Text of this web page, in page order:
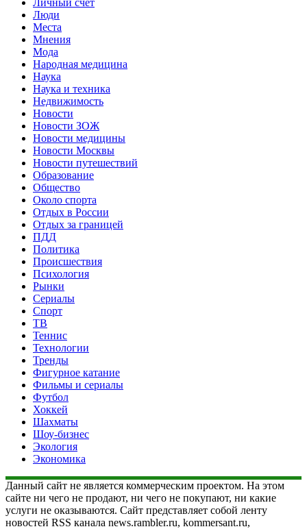
Люди
Места
Мнения
Мода
Народная медицина
Наука
Наука и техника
Недвижимость
Новости
Новости ЗОЖ
Новости медицины
Новости Москвы
Новости путешествий
Образование
Общество
Около спорта
Отдых в России
Отдых за границей
ПДД
Политика
Происшествия
Психология
Рынки
Сериалы
Спорт
ТВ
Теннис
Технологии
Тренды
Фигурное катание
Фильмы и сериалы
Футбол
Хоккей
Шахматы
Шоу-бизнес
Экология
Экономика
Данный сайт не является коммерческим проектом. На этом
сайте ни чего не продают, ни чего не покупают, ни какие
услуги не оказываются. Сайт представляет собой ленту
новостей RSS канала news.rambler.ru, kommersant.ru,